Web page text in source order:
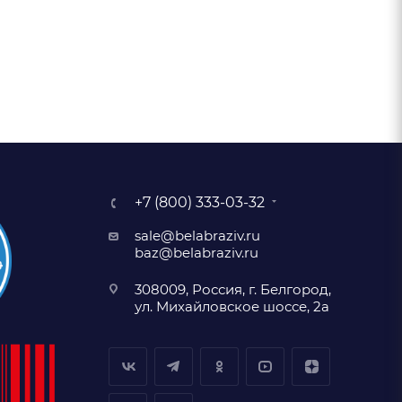
+7 (800) 333-03-32
sale@belabraziv.ru
baz@belabraziv.ru
308009, Россия, г. Белгород,
ул. Михайловское шоссе, 2а